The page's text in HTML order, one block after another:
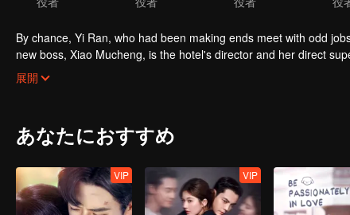
By chance, Yi Ran, who had been making ends meet with odd
new boss, Xiao Mucheng, is the hotel's director and her direct
and Xiao Mucheng clash but gradually grow closer despite their
展開
あなたにおすすめ
VIP VIP